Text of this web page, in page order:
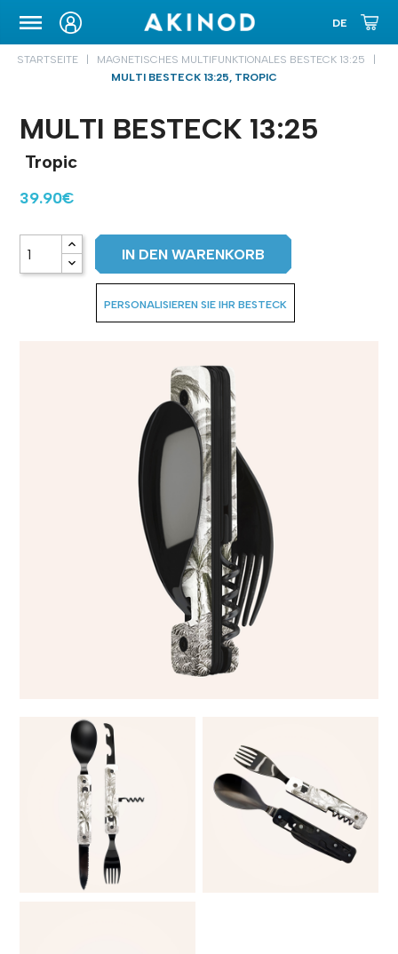
TRANSPORTETUI
STARTSEITE
MAGNETISCHES MULTIFUNKTIONALES BESTECK 13:25
MULTI BESTECK 13:25, TROPIC
MULTI BESTECK 13:25
Tropic
39.90€
IN DEN WARENKORB
PERSONALISIEREN SIE IHR BESTECK